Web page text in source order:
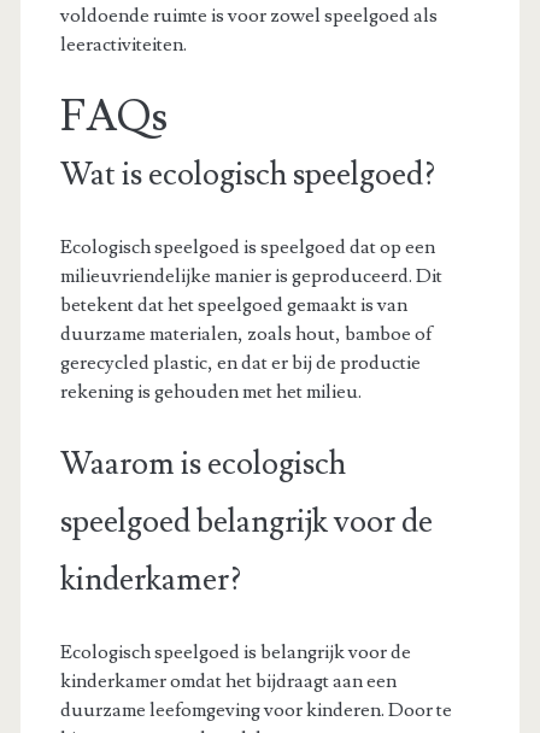
voldoende ruimte is voor zowel speelgoed als
leeractiviteiten.
FAQs
Wat is ecologisch speelgoed?
Ecologisch speelgoed is speelgoed dat op een
milieuvriendelijke manier is geproduceerd. Dit
betekent dat het speelgoed gemaakt is van
duurzame materialen, zoals hout, bamboe of
gerecycled plastic, en dat er bij de productie
rekening is gehouden met het milieu.
Waarom is ecologisch
speelgoed belangrijk voor de
kinderkamer?
Ecologisch speelgoed is belangrijk voor de
kinderkamer omdat het bijdraagt aan een
duurzame leefomgeving voor kinderen. Door te